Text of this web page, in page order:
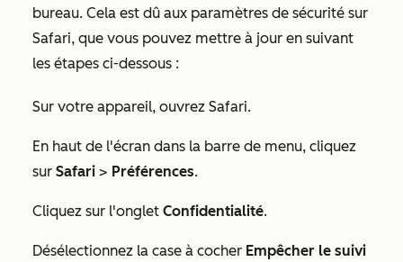
bureau. Cela est dû aux paramètres de sécurité sur
Safari, que vous pouvez mettre à jour en suivant
les étapes ci-dessous :
Sur votre appareil, ouvrez Safari.
En haut de l'écran dans la barre de menu, cliquez
sur Safari > Préférences.
Cliquez sur l'onglet Confidentialité.
Désélectionnez la case à cocher Empêcher le suivi